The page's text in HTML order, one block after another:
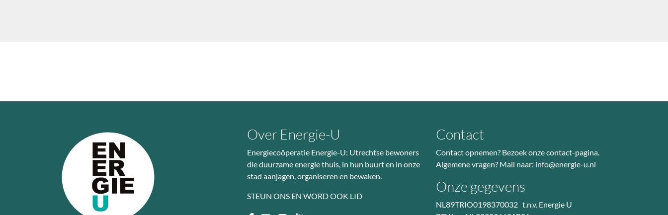
Over Energie-U
Energiecoöperatie Energie-U: Utrechtse bewoners
die duurzame energie thuis, in hun buurt en in onze
stad aanjagen, organiseren en bewaken.
STEUN ONS EN WORD OOK LID
Contact
Contact opnemen? Bezoekonze contact-pagina.
Algemene vragen? Mail naar: info@energie-u.nl
Onze gegevens
NL89TRIO0198370032 t.n.v. Energie U